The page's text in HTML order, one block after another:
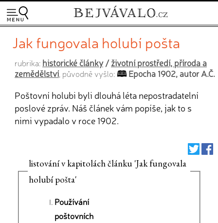
Jak fungovala holubí pošta
rubrika: historické články/životní prostředí, příroda a
zemědělství, původně vyšlo: Epocha 1902, autor A.Č.
Poštovní holubi byli dlouhá léta nepostradatelní
poslové zpráv. Náš článek vám popíše, jak to s
nimi vypadalo v roce 1902.
listování v kapitolách článku 'Jak fungovala
holubí pošta'
Používání
poštovních